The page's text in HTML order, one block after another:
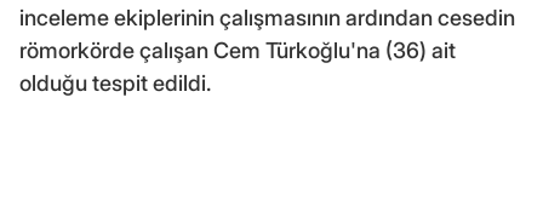
inceleme ekiplerinin çalışmasının ardından cesedin
römorkörde çalışan Cem Türkoğlu'na (36) ait
olduğu tespit edildi.